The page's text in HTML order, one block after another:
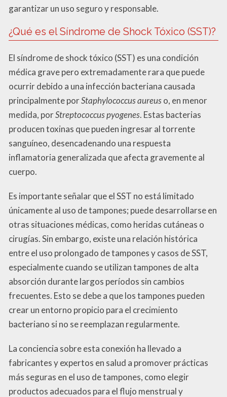
garantizar un uso seguro y responsable.
¿Qué es el Síndrome de Shock Tóxico (SST)?
El síndrome de shock tóxico (SST) es una condición
médica grave pero extremadamente rara que puede
ocurrir debido a una infección bacteriana causada
principalmente porStaphylococcus aureuso, en menor
medida, porStreptococcus pyogenes. Estas bacterias
producen toxinas que pueden ingresar al torrente
sanguíneo, desencadenando una respuesta
inflamatoria generalizada que afecta gravemente al
cuerpo.
Es importante señalar que el SST no está limitado
únicamente al uso de tampones; puede desarrollarse en
otras situaciones médicas, como heridas cutáneas o
cirugías. Sin embargo, existe una relación histórica
entre el uso prolongado de tampones y casos de SST,
especialmente cuando se utilizan tampones de alta
absorción durante largos períodos sin cambios
frecuentes. Esto se debe a que los tampones pueden
crear un entorno propicio para el crecimiento
bacteriano si no se reemplazan regularmente.
La conciencia sobre esta conexión ha llevado a
fabricantes y expertos en salud a promover prácticas
más seguras en el uso de tampones, como elegir
productos adecuados para el flujo menstrual y